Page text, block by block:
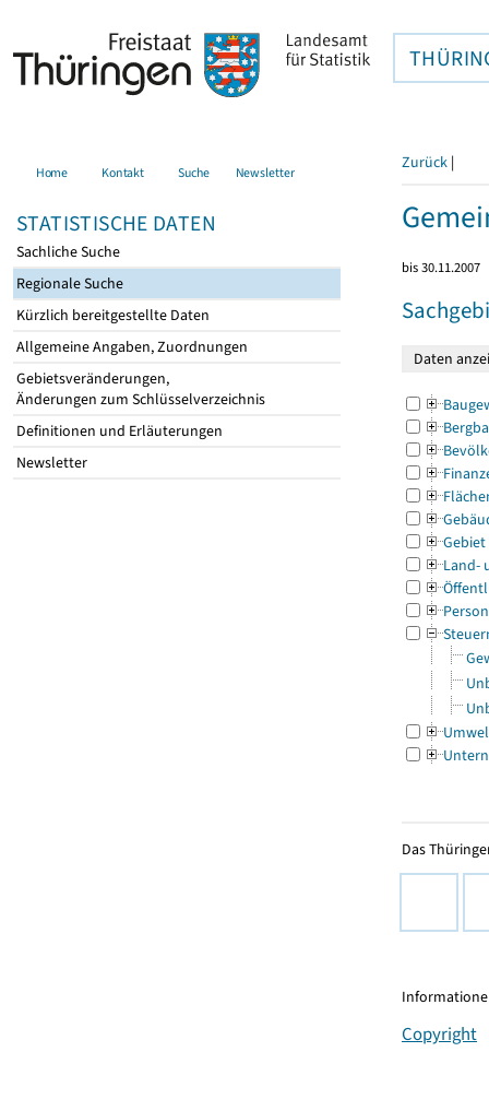
Home Kontakt Suche Newsletter
STATISTISCHE DATEN
Sachliche Suche
Regionale Suche
Kürzlich bereitgestellte Daten
Allgemeine Angaben, Zuordnungen
Gebietsveränderungen,
Änderungen zum Schlüsselverzeichnis
Definitionen und Erläuterungen
Newsletter
Zurück |
bis 30.11.2007
Gebiet
Land-
Das
Copyright